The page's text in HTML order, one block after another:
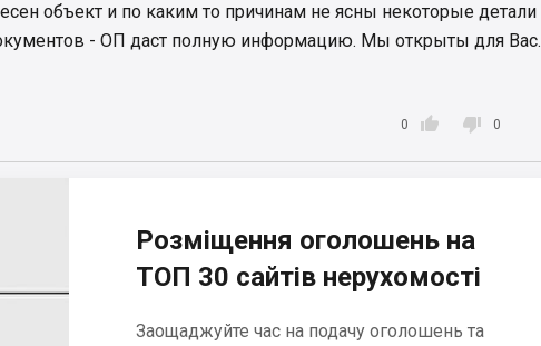
объект и по каким то причинам не ясны некоторые детали
- ОП даст полную информацию. Мы открыты для Вас.

0  0
Розміщення оголошень на
ТОП 30 сайтів нерухомості
Заощаджуйте час на подачу оголошень та